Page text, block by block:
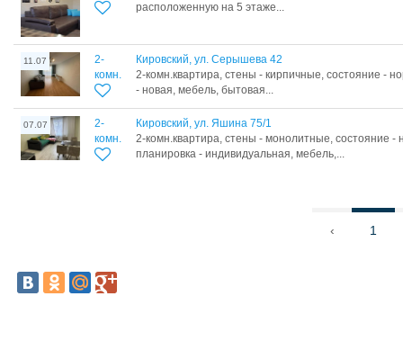
расположенную на 5 этаже...
11.07
2-
комн.
Кировский, ул. Серышева 42
2-комн.квартира, стены - кирпичные, состояние -
- новая, мебель, бытовая...
07.07
2-
комн.
Кировский, ул. Яшина 75/1
2-комн.квартира, стены - монолитные, состояние -
планировка - индивидуальная, мебель,...
‹ 1